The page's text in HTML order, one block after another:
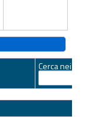
Cerca nei quesiti